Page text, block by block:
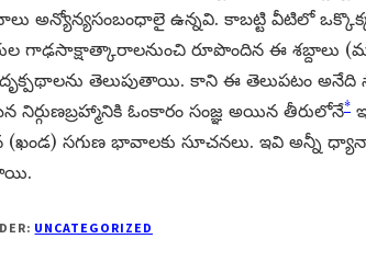
అన్యోన్యసంబంధాలై ఉన్నవి. కాబట్టి వీటిలో
గాఢసాక్షాత్కారాలనుంచి రూపొందిన ఈ శబ్దాలు
తెలుపుతాయి. కాని ఈ తెలుపటం అనేది
నిర్గుణబ్రహ్మానికి ఓంకారం సంజ్ఞ అయిన తీరులోనే*
సగుణ భావాలకు సూచనలు. ఇవి అన్నీ
UNCATEGORIZED